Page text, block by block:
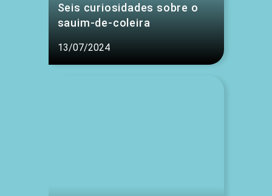
Seis curiosidades sobre o
sauim-de-coleira
13/07/2024